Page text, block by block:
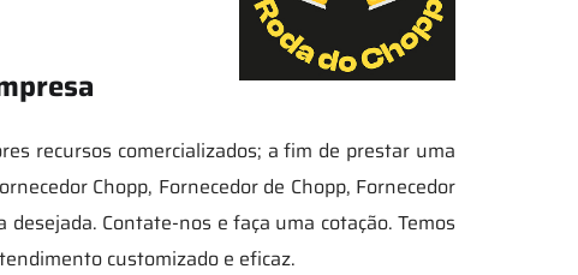
recursos comercializados; a fim de prestar uma
Chopp, Fornecedor de Chopp, Fornecedor
Contate-nos e faça uma cotação. Temos
customizado e eficaz.